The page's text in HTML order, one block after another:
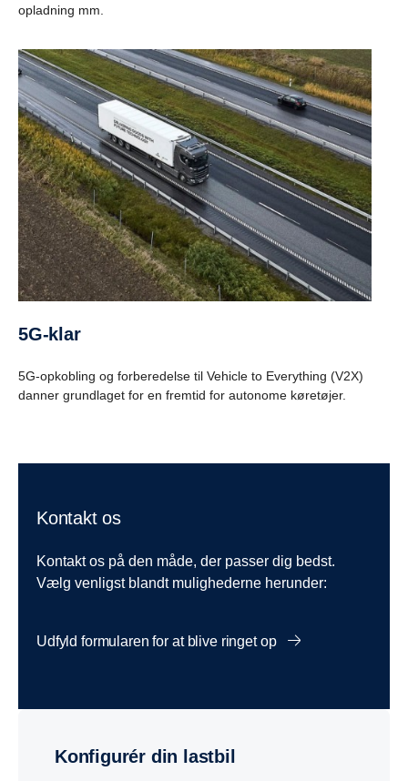
opladning mm.
5G-klar
5G-opkobling og forberedelse til Vehicle to Everything (V2X)
danner grundlaget for en fremtid for autonome køretøjer.
Kontakt os
Kontakt os på den måde, der passer dig bedst.
Vælg venligst blandt mulighederne herunder:
Udfyld formularen for at blive ringet op
Konfigurér din lastbil